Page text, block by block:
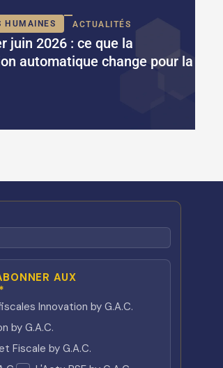
HUMAINES ACTUALITÉS
juin 2026 : ce que la
automatique change pour la